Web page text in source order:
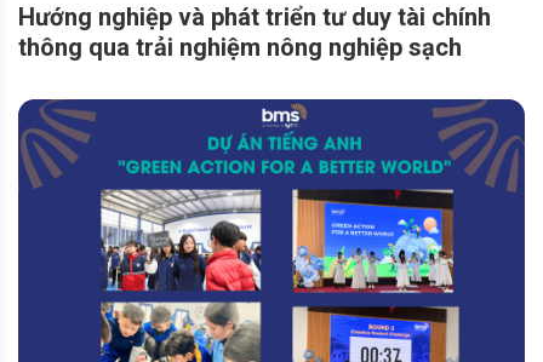
Hướng nghiệp và phát triển tư duy tài chính
thông qua trải nghiệm nông nghiệp sạch